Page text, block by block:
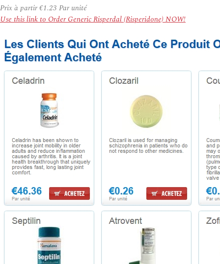
Prix à partir€1.23 Par unité
Use this link to Order Generic Risperdal (Risperidone) NOW!